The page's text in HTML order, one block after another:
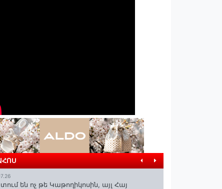
են ոչ թե Կաթողիկոսին, այլ Հայ